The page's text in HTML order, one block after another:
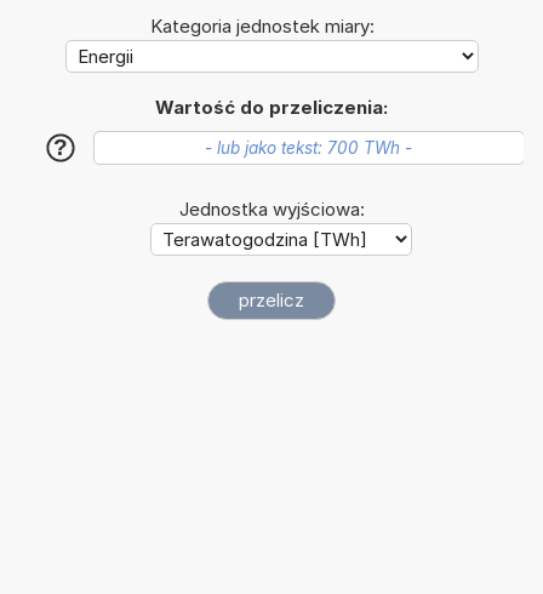
Kategoria jednostek miary:
Wartość do przeliczenia:
?
Jednostka wyjściowa: